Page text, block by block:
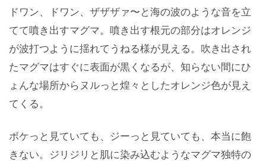
ドワン、ドワン、ザザザァ〜と海の波のような音を立
てて噴き出すマグマ。噴き出す根元の部分はオレンジ
が波打つように揺れてうねる様が見える。吹き出され
たマグマはすぐに表面が黒くなるが、知らない間にひ
ょんな場所からヌルっと煌々としたオレンジ色が見え
てくる。
ボケっと見ていても、ジーっと見ていても、本当に飽
きない。ジリジリと肌に染み込むようなマグマ独特の